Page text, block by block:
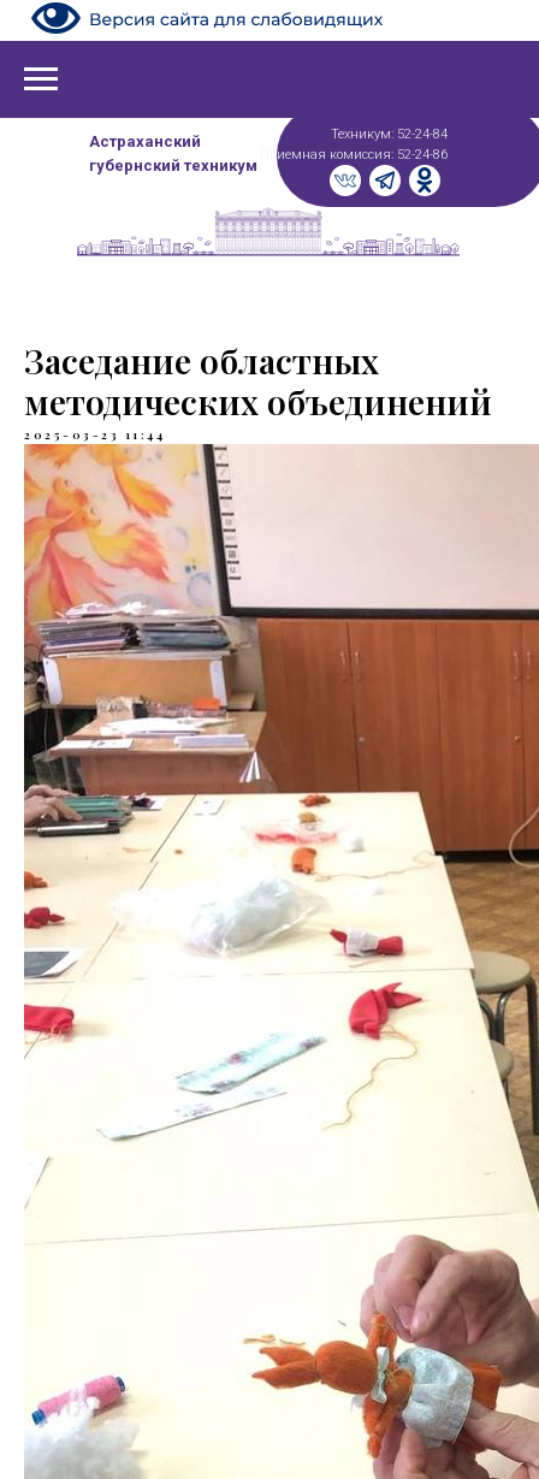
Астраханский
губернский техникум
Техникум: 52-24-84
Приемная комиссия: 52-24-86
Заседание областных
методических объединений
2025-03-23 11:44